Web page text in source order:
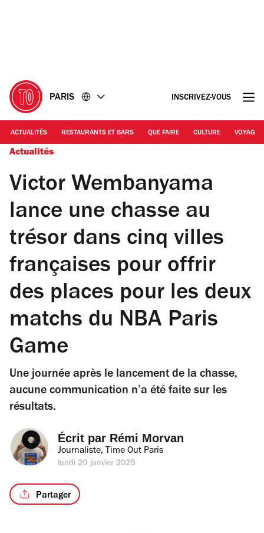
PARIS INSCRIVEZ-VOUS
ACTUALITÉS RESTAURANTS ET BARS QUE FAIRE CULTURE VOYAGE
Actualités
Victor Wembanyama
lance une chasse au
trésor dans cinq villes
françaises pour offrir
des places pour les deux
matchs du NBA Paris
Game
Une journée après le lancement de la chasse,
aucune communication n’a été faite sur les
résultats.
Écrit par Rémi Morvan
Journaliste, Time Out Paris
lundi 20 janvier 2025
Partager